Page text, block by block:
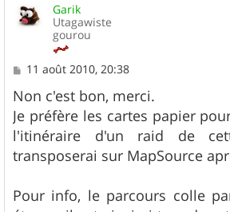
Garik
Utagawiste
gourou
M
s
s
a
g
e
11 août 2010, 20:38
Non c'est bon, merci.
Je préfère les cartes papier
l'itinéraire d'un raid de
transposerai sur MapSource
Pour info, le parcours colle